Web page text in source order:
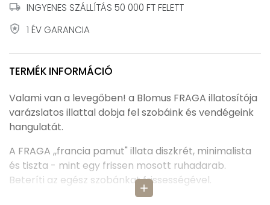
local_shipping INGYENES SZÁLLÍTÁS 50 000 FT FELETT
local_police 1 ÉV GARANCIA
TERMÉK INFORMÁCIÓ
add
Valami van a levegőben! a Blomus FRAGA illatosítója
varázslatos illattal dobja fel szobáink és vendégeink
hangulatát.
A FRAGA ,,francia pamut" illata diszkrét, minimalista
és tiszta - mint egy frissen mosott ruhadarab.
Beteríti az egész szobánkat frissességével.